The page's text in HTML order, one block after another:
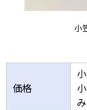
小
価格
み